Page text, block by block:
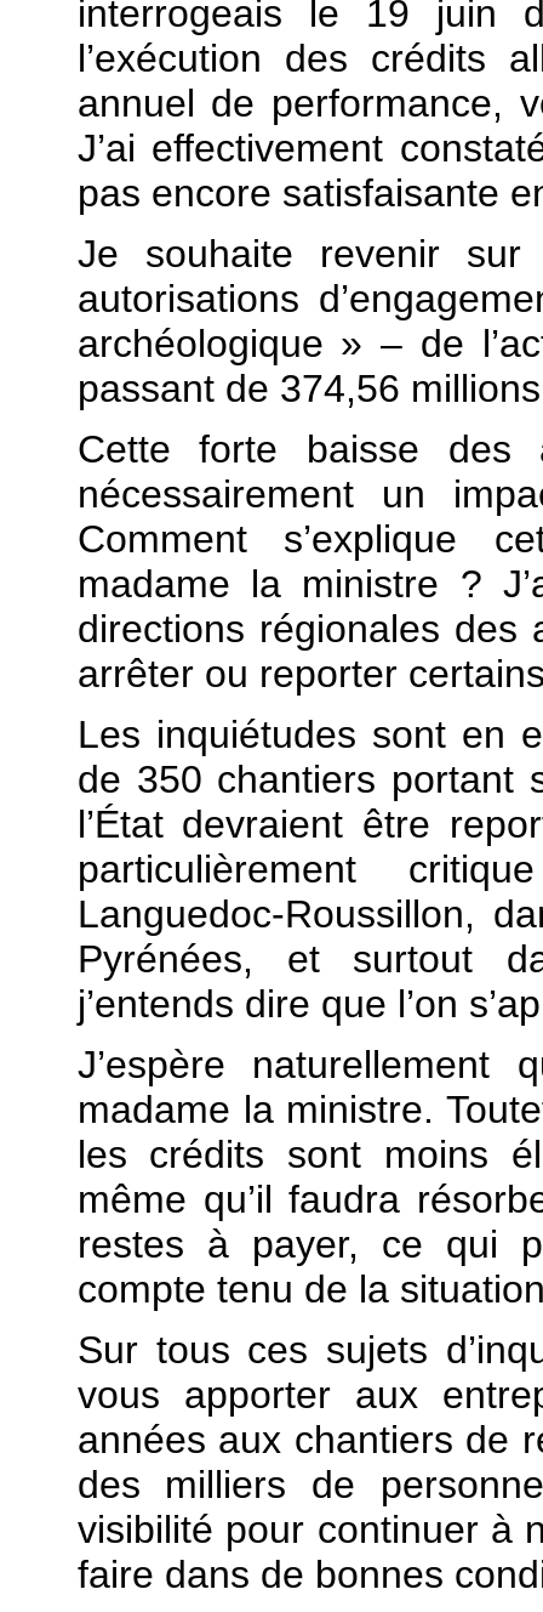
interrogeais le 19 juin
l’exécution des crédits
annuel de performance,
J’ai effectivement
pas encore satisfaisante
Je souhaite revenir sur
autorisations
archéologique » – de
passant de 374,56
Cette forte baisse des
nécessairement un
Comment s’explique
madame la ministre ?
directions régionales des
arrêter ou reporter
Les inquiétudes sont en
de 350 chantiers portant
l’État devraient être
particulièrement
Languedoc-Roussillon,
Pyrénées, et surtout
j’entends dire que l’on
J’espère naturellement
madame la ministre.
les crédits sont moins
même qu’il faudra
restes à payer, ce qui
compte tenu de la
Sur tous ces sujets
vous apporter aux
années aux chantiers de
des milliers de
visibilité pour continuer à
faire dans de bonnes